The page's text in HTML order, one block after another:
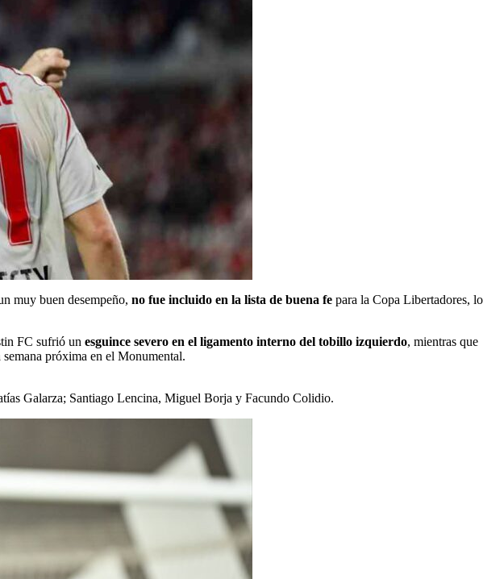
muy buen desempeño, no fue incluido en la lista de buena fe para la Copa Libertadores, lo
FC sufrió un esguince severo en el ligamento interno del tobillo izquierdo, mientras que
semana próxima en el Monumental.
Galarza; Santiago Lencina, Miguel Borja y Facundo Colidio.